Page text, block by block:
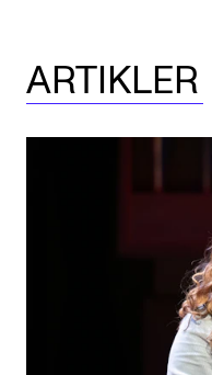
ARTIKLER